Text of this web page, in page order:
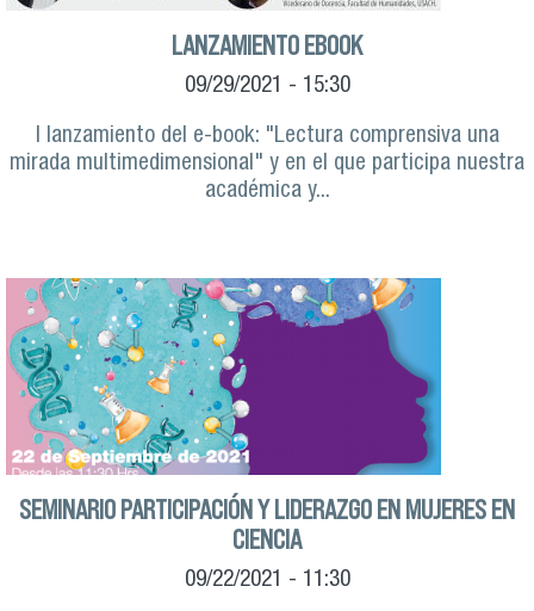
LANZAMIENTO EBOOK
09/29/2021 - 15:30
l lanzamiento del e-book: "Lectura comprensiva una
mirada multimedimensional" y en el que participa nuestra
académica y...
SEMINARIO PARTICIPACIÓN Y LIDERAZGO EN MUJERES EN
CIENCIA
09/22/2021 - 11:30